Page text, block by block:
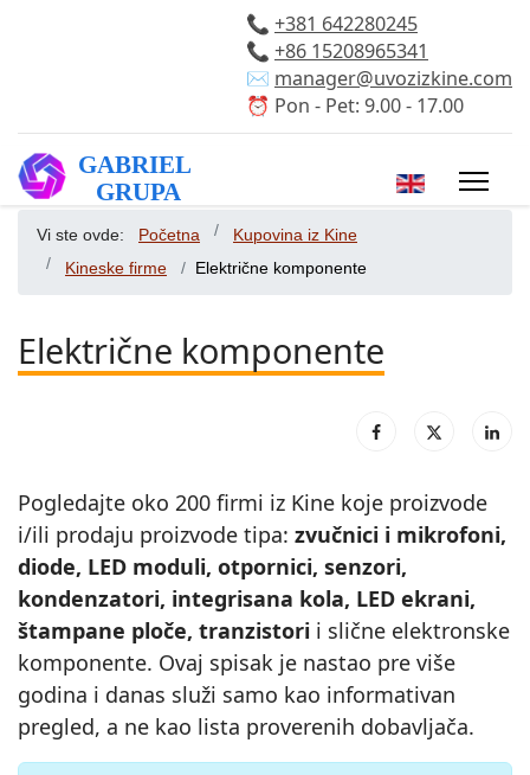
📞 +381 642280245
📞 +86 15208965341
✉️ manager@uvozizkine.com
⏰ Pon - Pet: 9.00 - 17.00
Izaberite vaš
Vi ste ovde: Početna
Kupovina iz Kine
Kineske firme
Električne komponente
Električne komponente
Pogledajte oko 200 firmi iz Kine koje proizvode
i/ili prodaju proizvode tipa: zvučnici i mikrofoni,
diode, LED moduli, otpornici, senzori,
kondenzatori, integrisana kola, LED ekrani,
štampane ploče, tranzistori i slične elektronske
komponente. Ovaj spisak je nastao pre više
godina i danas služi samo kao informativan
pregled, a ne kao lista proverenih dobavljača.